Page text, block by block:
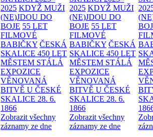
2025 KDYŽ MUŽI
(NE)JDOU DO
BOJE 55 LET
FILMOVÉ
BABIČKY ČESKÁ
SKALICE 450 LET
MĚSTEM STÁLÁ
EXPOZICE
VĚNOVANÁ
BITVĚ U ČESKÉ
SKALICE 28. 6.
1866
Zobrazit všechny
záznamy ze dne
2025 KDYŽ MUŽI
(NE)JDOU DO
BOJE 55 LET
FILMOVÉ
BABIČKY ČESKÁ
SKALICE 450 LET
MĚSTEM STÁLÁ
EXPOZICE
VĚNOVANÁ
BITVĚ U ČESKÉ
SKALICE 28. 6.
1866
Zobrazit všechny
záznamy ze dne